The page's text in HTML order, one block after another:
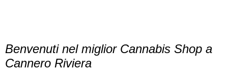
Benvenuti nel miglior Cannabis Shop a
Cannero Riviera